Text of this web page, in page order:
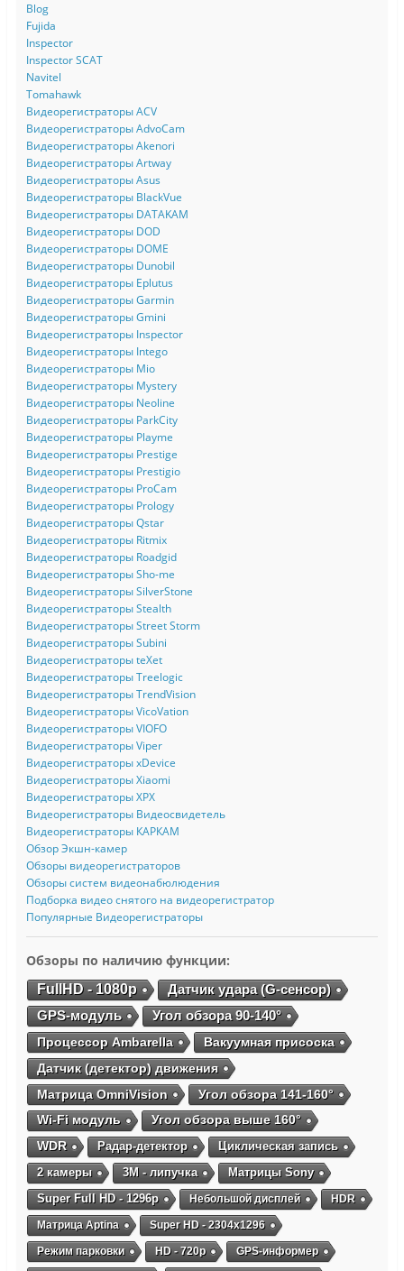
Blog
Fujida
Inspector
Inspector SCAT
Navitel
Tomahawk
Видеорегистраторы ACV
Видеорегистраторы AdvoCam
Видеорегистраторы Akenori
Видеорегистраторы Artway
Видеорегистраторы Asus
Видеорегистраторы BlackVue
Видеорегистраторы DATAKAM
Видеорегистраторы DOD
Видеорегистраторы DOME
Видеорегистраторы Dunobil
Видеорегистраторы Eplutus
Видеорегистраторы Garmin
Видеорегистраторы Gmini
Видеорегистраторы Inspector
Видеорегистраторы Intego
Видеорегистраторы Mio
Видеорегистраторы Mystery
Видеорегистраторы Neoline
Видеорегистраторы ParkCity
Видеорегистраторы Playme
Видеорегистраторы Prestige
Видеорегистраторы Prestigio
Видеорегистраторы ProCam
Видеорегистраторы Prology
Видеорегистраторы Qstar
Видеорегистраторы Ritmix
Видеорегистраторы Roadgid
Видеорегистраторы Sho-me
Видеорегистраторы SilverStone
Видеорегистраторы Stealth
Видеорегистраторы Street Storm
Видеорегистраторы Subini
Видеорегистраторы teXet
Видеорегистраторы Treelogic
Видеорегистраторы TrendVision
Видеорегистраторы VicoVation
Видеорегистраторы VIOFO
Видеорегистраторы Viper
Видеорегистраторы xDevice
Видеорегистраторы Xiaomi
Видеорегистраторы XPX
Видеорегистраторы Видеосвидетель
Видеорегистраторы КАРКАМ
Обзор Экшн-камер
Обзоры видеорегистраторов
Обзоры систем видеонабюлюдения
Подборка видео снятого на видеорегистратор
Популярные Видеорегистраторы
Обзоры по наличию функции:
FullHD - 1080p
Датчик удара (G-сенсор)
GPS-модуль
Угол обзора 90-140°
Процессор Ambarella
Вакуумная присоска
Датчик (детектор) движения
Матрица OmniVision
Угол обзора 141-160°
Wi-Fi модуль
Угол обзора выше 160°
WDR
Радар-детектор
Циклическая запись
2 камеры
3М - липучка Матрицы Sony
Super Full HD - 1296p Небольшой дисплей HDR
Матрица Aptina Super HD - 2304х1296
Режим парковки HD - 720p GPS-информер